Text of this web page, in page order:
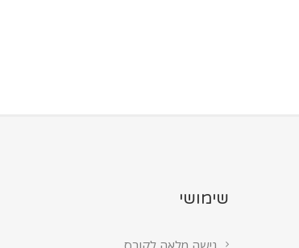
שימושי